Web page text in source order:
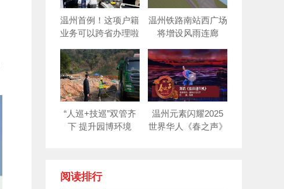
温州首例！这项户籍
业务可以跨省办理啦
温州铁路南站西广场
将增设风雨连廊
“人巡+技巡”双管齐
下 提升园博环境
温州元素闪耀2025
世界华人《春之声》
阅读排行